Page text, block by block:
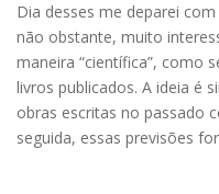
Dia desses me deparei
não obstante, muito
maneira “científica”, como
livros publicados. A ideia é
obras escritas no passado
seguida, essas previsões